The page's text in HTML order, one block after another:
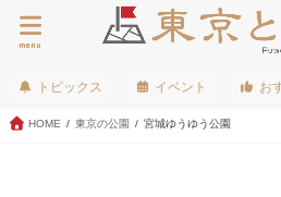
menu
トピックス イベント お
HOME 東京の公園 宮城ゆうゆう公園